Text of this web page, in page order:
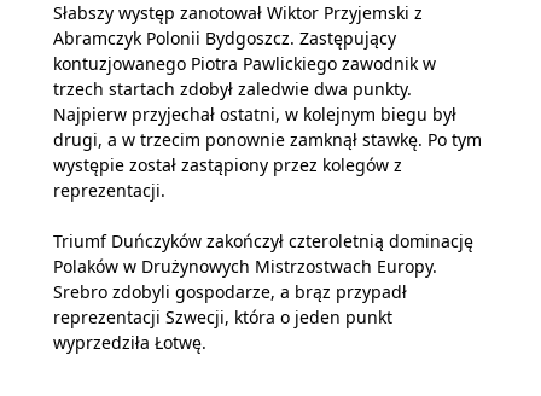
Słabszy występ zanotował Wiktor Przyjemski z
Abramczyk Polonii Bydgoszcz. Zastępujący
kontuzjowanego Piotra Pawlickiego zawodnik w
trzech startach zdobył zaledwie dwa punkty.
Najpierw przyjechał ostatni, w kolejnym biegu był
drugi, a w trzecim ponownie zamknął stawkę. Po tym
występie został zastąpiony przez kolegów z
reprezentacji.
Triumf Duńczyków zakończył czteroletnią dominację
Polaków w Drużynowych Mistrzostwach Europy.
Srebro zdobyli gospodarze, a brąz przypadł
reprezentacji Szwecji, która o jeden punkt
wyprzedziła Łotwę.